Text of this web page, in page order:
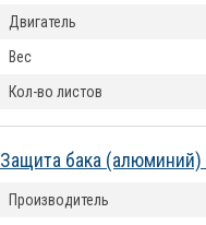
Двигатель
Вес
Кол-во листов
Защита бака
Производитель